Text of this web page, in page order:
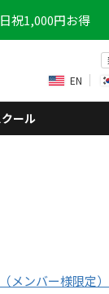
祝1,000円お得
EN
ール
メンバー様限定）